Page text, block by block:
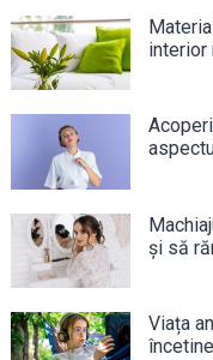
interior
și să
Viața